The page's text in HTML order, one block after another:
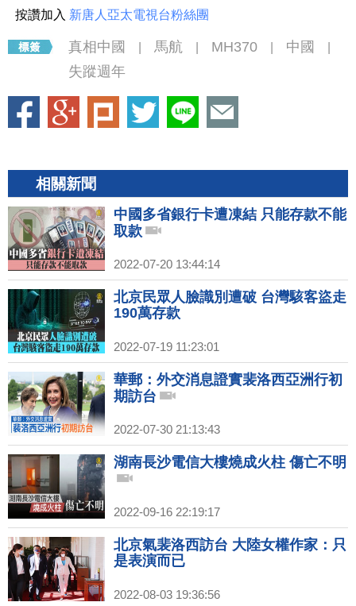
按讚加入 新唐人亞太電視台粉絲團
真相中國 馬航 MH370 中國
失蹤週年
相關新聞
中國多省銀行卡遭凍結 只能存款不能
取款
2022-07-20 13:44:14
北京民眾人臉識別遭破 台灣駭客盜走
190萬存款
2022-07-19 11:23:01
華郵：外交消息證實裴洛西亞洲行初
期訪台
2022-07-30 21:13:43
湖南長沙電信大樓燒成火柱 傷亡不明
2022-09-16 22:19:17
北京氣裴洛西訪台 大陸女權作家：只
是表演而已
2022-08-03 19:36:56